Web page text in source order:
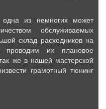
из немногих может
обслуживаемых
склад расходников на
их плановое
же в нашей мастерской
грамотный тюнинг